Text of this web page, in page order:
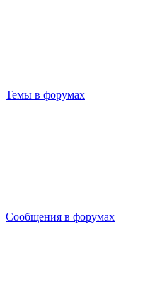
Темы в форумах
Сообщения в форумах